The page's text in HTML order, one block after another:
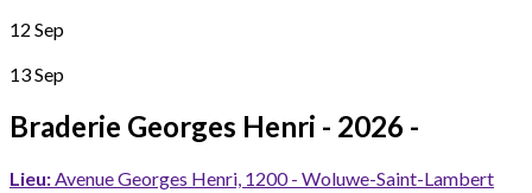
12 Sep
13 Sep
Braderie Georges Henri - 2026 -
Lieu:Avenue Georges Henri, 1200 - Woluwe-Saint-Lambert